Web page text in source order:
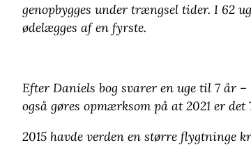
genopbygges under trængsel tider. I 62
ødelægges af en fyrste.
Efter Daniels bog svarer en uge til 7 år
også gøres opmærksom på at 2021 er
2015 havde verden en større flygtninge